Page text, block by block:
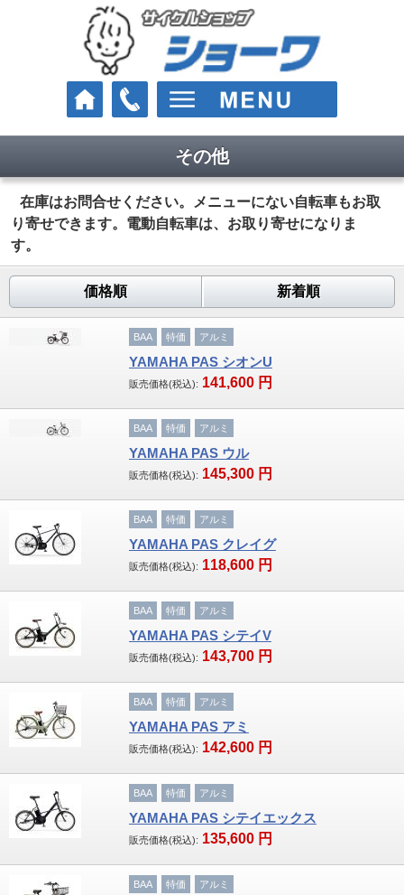
クロスバイク
マウンテンバイク
Eバイク（電動スポーツ車）
街乗り・通学・お買い物
子供車
ブランド
GIANT
MERIDA・MIYATA
KhodaaBloom・HODAKA
RALEIGH・ARAYA
WALKRIDE
BRIDGESTONE・ANCHOR
SAKAMOTO TECHNO
その他
パーツ
その他
在庫はお問合せください。メニューにない自転車もお取
り寄せできます。電動自転車は、お取り寄せになりま
す。
価格順 新着順
BAA 特価 アルミ
YAMAHA PAS シオンU
販売価格(税込): 141,600 円
BAA 特価 アルミ
YAMAHA PAS ウル
販売価格(税込): 145,300 円
BAA 特価 アルミ
YAMAHA PAS クレイグ
販売価格(税込): 118,600 円
BAA 特価 アルミ
YAMAHA PAS シテイV
販売価格(税込): 143,700 円
BAA 特価 アルミ
YAMAHA PAS アミ
販売価格(税込): 142,600 円
BAA 特価 アルミ
YAMAHA PAS シテイエックス
販売価格(税込): 135,600 円
BAA 特価 アルミ